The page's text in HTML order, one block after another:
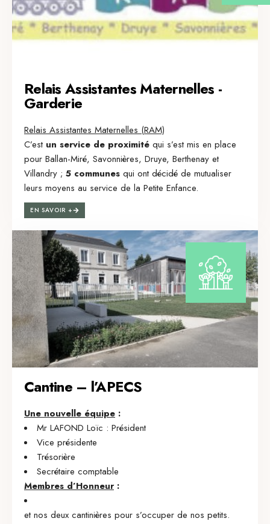
Relais Assistantes Maternelles -
Garderie
Relais Assistantes Maternelles (RAM)
C’est un service de proximité qui s’est mis en place
pour Ballan-Miré, Savonnières, Druye, Berthenay et
Villandry ; 5 communes qui ont décidé de mutualiser
leurs moyens au service de la Petite Enfance.
EN SAVOIR +
Cantine – l’APECS
Une nouvelle équipe :
Mr LAFOND Loïc : Président
Vice présidente
Trésorière
Secrétaire comptable
Membres d’Honneur:
et nos deux cantinières pour s’occuper de nos petits.